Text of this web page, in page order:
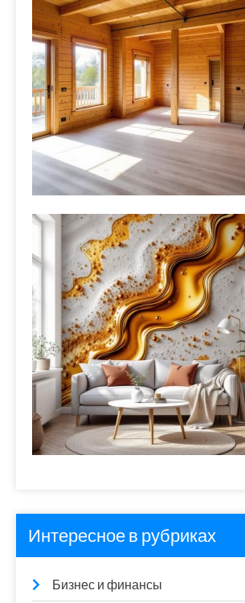
Интересное в рубриках
Бизнес и финансы